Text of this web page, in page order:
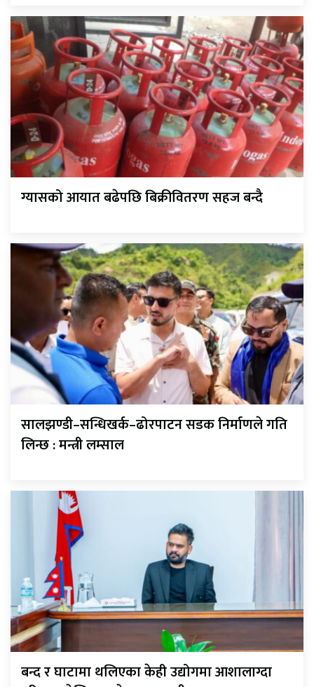
ग्यासको आयात बढेपछि बिक्रीवितरण सहज बन्दै
सालझण्डी–सन्धिखर्क–ढोरपाटन सडक निर्माणले गति
लिन्छ : मन्त्री लम्साल
बन्द र घाटामा थलिएका केही उद्योगमा आशालाग्दा